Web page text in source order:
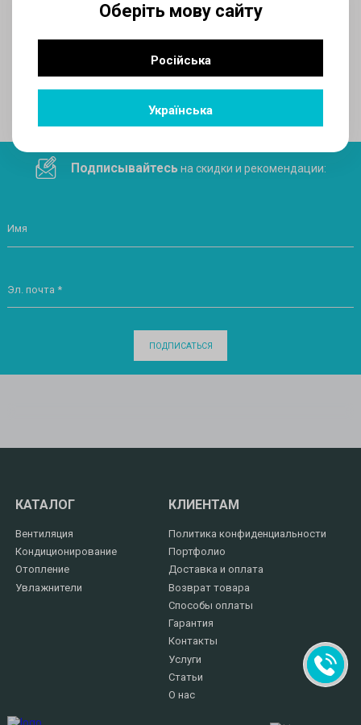
Оберіть мову сайту
Російська
Українська
Поделитесь ссылкой в социальных сетях
Подписывайтесьна скидки и рекомендации:
Имя
Эл. почта *
ПОДПИСАТЬСЯ
КАТАЛОГ
Вентиляция
Кондиционирование
Отопление
Увлажнители
КЛИЕНТАМ
Политика конфиденциальности
Портфолио
Доставка и оплата
Возврат товара
Способы оплаты
Гарантия
Контакты
Услуги
Статьи
О нас